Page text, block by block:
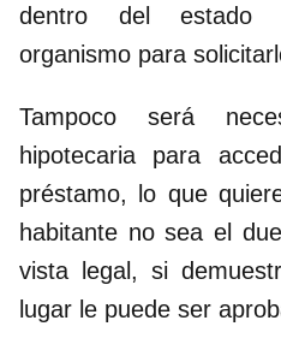
dentro del estado
organismo para
Tampoco será
hipotecaria para
préstamo, lo que
habitante no sea el
vista legal, si
lugar le puede ser